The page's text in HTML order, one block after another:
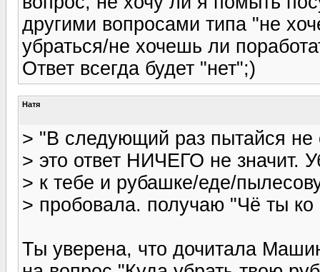
другими вопросами типа "не
убраться/не хочешь ли
Ответ всегда будет "нет";)
Натя
> "В следующий раз пытайся не
> это ответ НИЧЕГО не значит.
> к тебе и рубашке/еде/
> пробовала. получаю "Чё ты
Ты уверена, что дочитала